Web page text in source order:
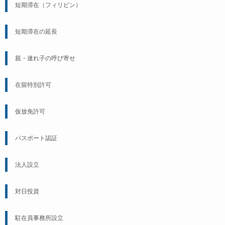
短期滞在（フィリピン）
短期滞在の延長
親・連れ子の呼び寄せ
在留特別許可
仮放免許可
パスポート認証
法人設立
対日投資
駐在員事務所設立